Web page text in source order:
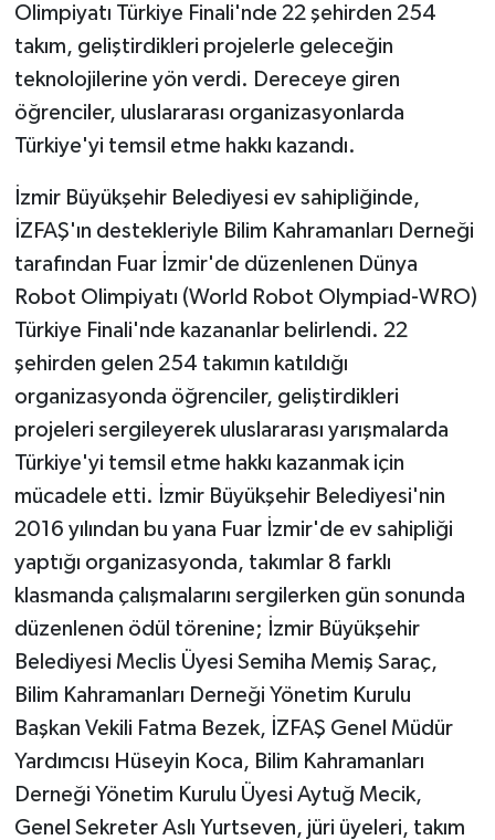
Olimpiyatı Türkiye Finali'nde 22 şehirden 254
takım, geliştirdikleri projelerle geleceğin
teknolojilerine yön verdi. Dereceye giren
öğrenciler, uluslararası organizasyonlarda
Türkiye'yi temsil etme hakkı kazandı.
İzmir Büyükşehir Belediyesi ev sahipliğinde,
İZFAŞ'ın destekleriyle Bilim Kahramanları Derneği
tarafından Fuar İzmir'de düzenlenen Dünya
Robot Olimpiyatı (World Robot Olympiad-WRO)
Türkiye Finali'nde kazananlar belirlendi. 22
şehirden gelen 254 takımın katıldığı
organizasyonda öğrenciler, geliştirdikleri
projeleri sergileyerek uluslararası yarışmalarda
Türkiye'yi temsil etme hakkı kazanmak için
mücadele etti. İzmir Büyükşehir Belediyesi'nin
2016 yılından bu yana Fuar İzmir'de ev sahipliği
yaptığı organizasyonda, takımlar 8 farklı
klasmanda çalışmalarını sergilerken gün sonunda
düzenlenen ödül törenine; İzmir Büyükşehir
Belediyesi Meclis Üyesi Semiha Memiş Saraç,
Bilim Kahramanları Derneği Yönetim Kurulu
Başkan Vekili Fatma Bezek, İZFAŞ Genel Müdür
Yardımcısı Hüseyin Koca, Bilim Kahramanları
Derneği Yönetim Kurulu Üyesi Aytuğ Mecik,
Genel Sekreter Aslı Yurtseven, jüri üyeleri, takım
GÜNDEM
Güvenlik
HABERDE İNSAN
İş Dünyası
Jandarma
Kadın
KÜLTÜR SANAT
MAGAZİN
Otomobil
POLİTİKA
Sağlık
SİYASET
TEKNOLOJİ